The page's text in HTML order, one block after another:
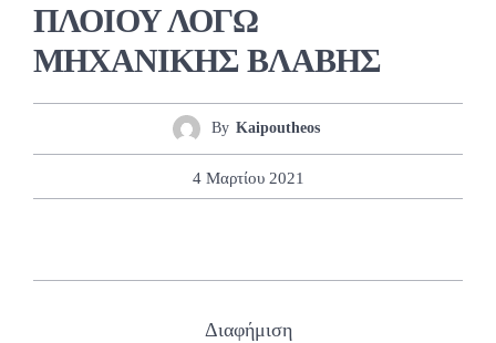
ΠΛΟΙΟΥ ΛΟΓΩ
ΜΗΧΑΝΙΚΗΣ ΒΛΑΒΗΣ
By Kaipoutheos
4 Μαρτίου 2021
Διαφήμιση